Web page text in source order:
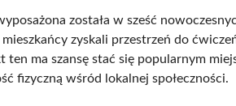
została w sześć
zyskali przestrzeń do
ma szansę stać się popularnym
fizyczną wśród lokalnej społeczności.